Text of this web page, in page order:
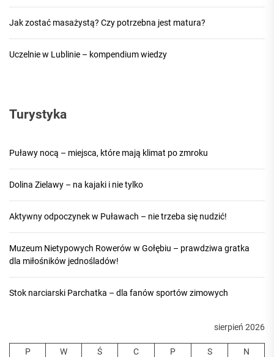
Jak zostać masażystą? Czy potrzebna jest matura?
Uczelnie w Lublinie – kompendium wiedzy
Turystyka
Puławy nocą – miejsca, które mają klimat po zmroku
Dolina Zielawy – na kajaki i nie tylko
Aktywny odpoczynek w Puławach – nie trzeba się nudzić!
Muzeum Nietypowych Rowerów w Gołębiu – prawdziwa gratka
dla miłośników jednośladów!
Stok narciarski Parchatka – dla fanów sportów zimowych
sierpień 2026
P W Ś C P S N